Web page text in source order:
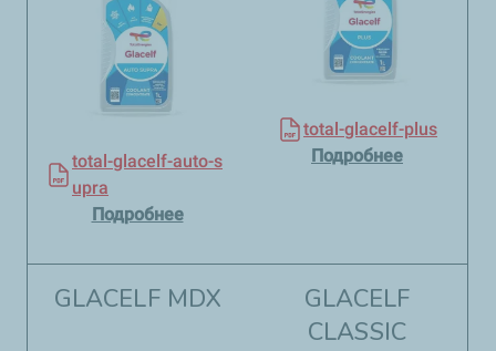
total-glacelf-auto-s
upra
Подробнее
total-glacelf-plus
Подробнее
GLACELF MDX
GLACELF
CLASSIC​